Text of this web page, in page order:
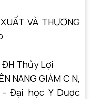
VÀ THƯƠNG
ĐH Thủy Lợi
NANG GIẢM C N,
- Đại học Y Dược